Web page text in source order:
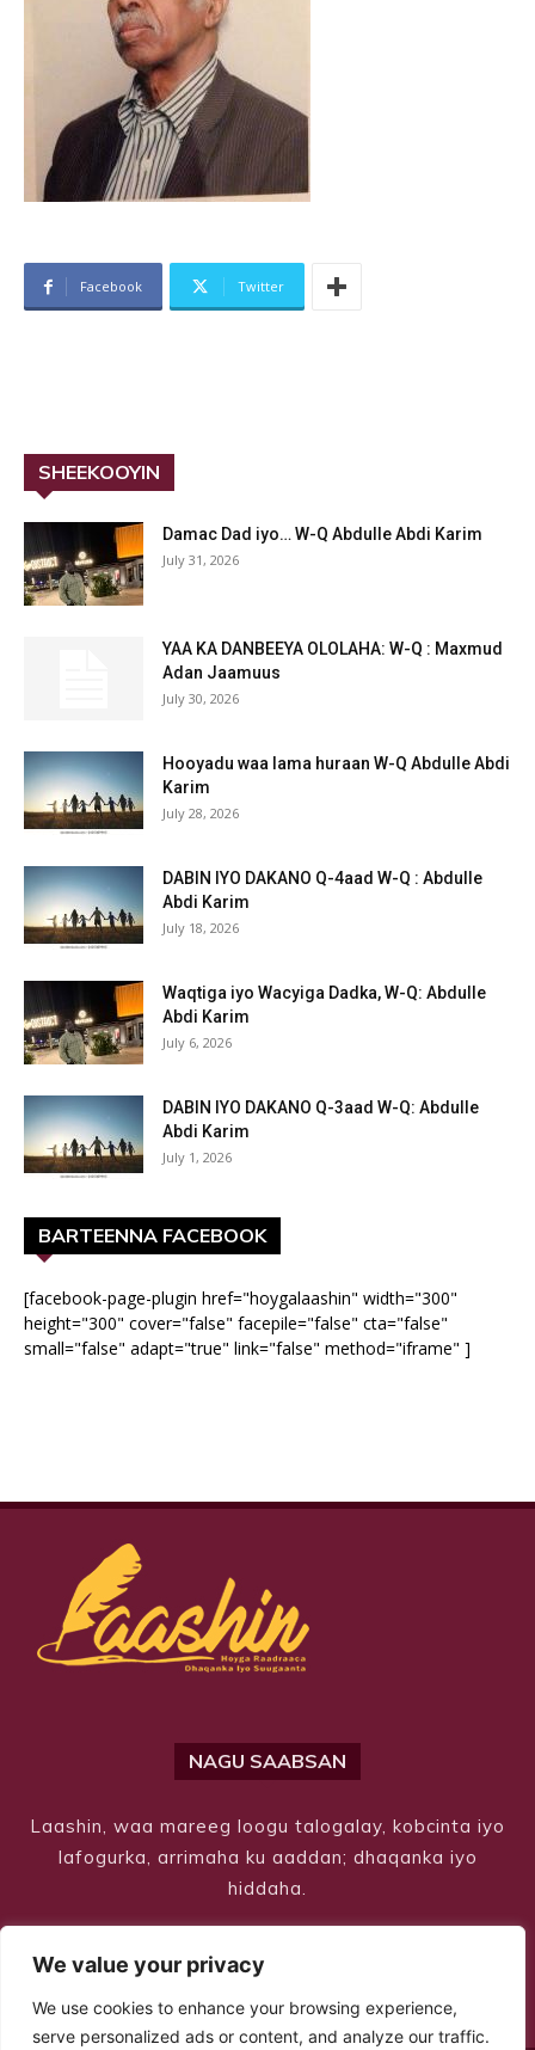
We value your privacy
We use cookies to enhance your browsing experience,
serve personalized ads or content, and analyze our traffic.
Facebook Twitter
SHEEKOOYIN
Damac Dad iyo… W-Q Abdulle Abdi Karim
July 31, 2026
YAA KA DANBEEYA OLOLAHA: W-Q : Maxmud
Adan Jaamuus
July 30, 2026
Hooyadu waa lama huraan W-Q Abdulle Abdi
Karim
July 28, 2026
DABIN IYO DAKANO Q-4aad W-Q : Abdulle
Abdi Karim
July 18, 2026
Waqtiga iyo Wacyiga Dadka, W-Q: Abdulle
Abdi Karim
July 6, 2026
DABIN IYO DAKANO Q-3aad W-Q: Abdulle
Abdi Karim
July 1, 2026
BARTEENNA FACEBOOK
[facebook-page-plugin href="hoygalaashin" width="300"
height="300" cover="false" facepile="false" cta="false"
small="false" adapt="true" link="false" method="iframe" ]
NAGU SAABSAN
Laashin, waa mareeg loogu talogalay, kobcinta iyo
lafogurka, arrimaha ku aaddan; dhaqanka iyo
hiddaha.